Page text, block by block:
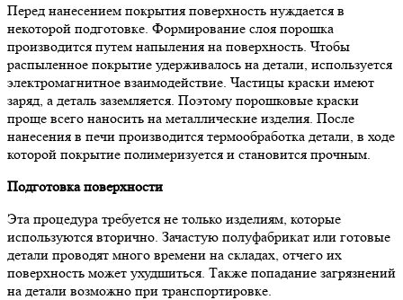
Перед нанесением покрытия поверхность нуждается в
некоторой подготовке. Формирование слоя порошка
производится путем напыления на поверхность. Чтобы
распыленное покрытие удерживалось на детали, используется
электромагнитное взаимодействие. Частицы краски имеют
заряд, а деталь заземляется. Поэтому порошковые краски
проще всего наносить на металлические изделия. После
нанесения в печи производится термообработка детали, в ходе
которой покрытие полимеризуется и становится прочным.
Подготовка поверхности
Эта процедура требуется не только изделиям, которые
используются вторично. Зачастую полуфабрикат или готовые
детали проводят много времени на складах, отчего их
поверхность может ухудшиться. Также попадание загрязнений
на детали возможно при транспортировке.